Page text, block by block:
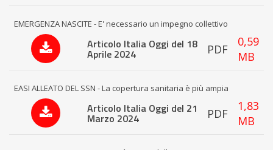
EMERGENZA NASCITE - E' necessario un impegno collettivo
Articolo Italia Oggi del 18
Aprile 2024 PDF
0,59
MB
EASI ALLEATO DEL SSN - La copertura sanitaria è più ampia
Articolo Italia Oggi del 21
Marzo 2024 PDF
1,83
MB